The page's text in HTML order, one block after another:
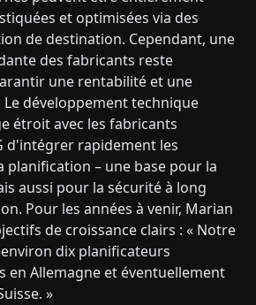
et optimisées via des
de destination. Cependant, une
des fabricants reste
une rentabilité et une
développement technique
étroit avec les fabricants
d'intégrer rapidement les
planification – une base pour la
aussi pour la sécurité à long
Pour les années à venir, Marian
de croissance clairs : « Notre
dix planificateurs
en Allemagne et éventuellement
»